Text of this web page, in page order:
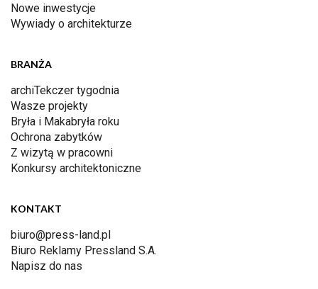
Nowe inwestycje
Wywiady o architekturze
BRANŻA
archiTekczer tygodnia
Wasze projekty
Bryła i Makabryła roku
Ochrona zabytków
Z wizytą w pracowni
Konkursy architektoniczne
KONTAKT
biuro@press-land.pl
Biuro Reklamy Pressland S.A.
Napisz do nas